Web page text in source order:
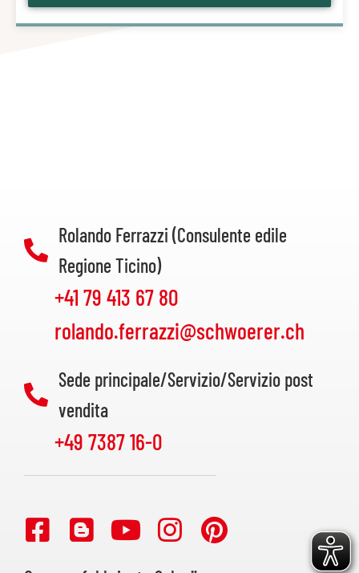
Rolando Ferrazzi (Consulente edile
Regione Ticino)
+41 79 413 67 80
rolando.ferrazzi@schwoerer.ch
Sede principale/Servizio/Servizio post
vendita
+49 7387 16-0